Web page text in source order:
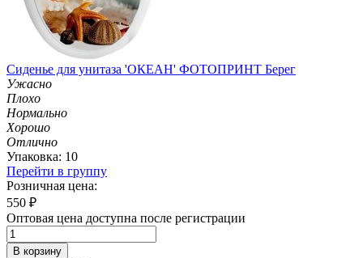
Сиденье для унитаза 'ОКЕАН' ФОТОПРИНТ Берег
Ужасно
Плохо
Нормально
Хорошо
Отлично
Упаковка: 10
Перейти в группу
Розничная цена:
550 ₽
Оптовая цена доступна после регистрации
В корзину